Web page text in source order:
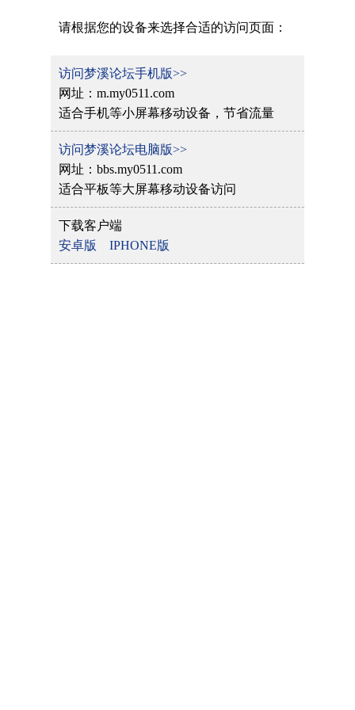
请根据您的设备来选择合适的访问页面：
访问梦溪论坛手机版>>
网址：m.my0511.com
适合手机等小屏幕移动设备，节省流量
访问梦溪论坛电脑版>>
网址：bbs.my0511.com
适合平板等大屏幕移动设备访问
下载客户端
安卓版
IPHONE版